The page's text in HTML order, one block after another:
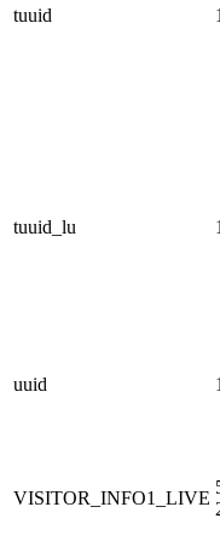
tuuid
tuuid_lu
uuid
VISITOR_INFO1_LIVE